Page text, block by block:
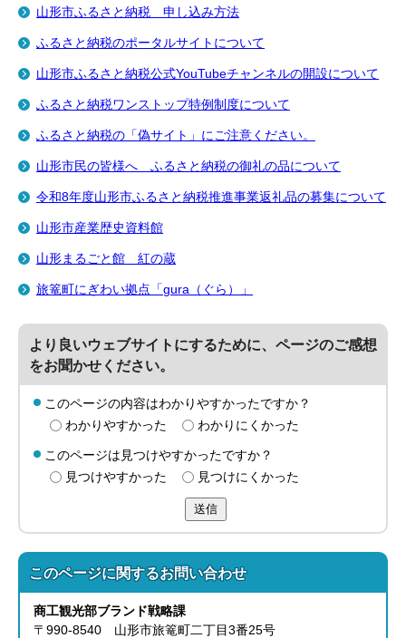
山形市ふるさと納税 申し込み方法
ふるさと納税のポータルサイトについて
山形市ふるさと納税公式YouTubeチャンネルの開設について
ふるさと納税ワンストップ特例制度について
ふるさと納税の「偽サイト」にご注意ください。
山形市民の皆様へ ふるさと納税の御礼の品について
令和8年度山形市ふるさと納税推進事業返礼品の募集について
山形市産業歴史資料館
山形まるごと館 紅の蔵
旅篭町にぎわい拠点「gura（ぐら）」
より良いウェブサイトにするために、ページのご感想
をお聞かせください。
このページの内容はわかりやすかったですか？
わかりやすかった
わかりにくかった
このページは見つけやすかったですか？
見つけやすかった
見つけにくかった
送信
このページに関するお問い合わせ
商工観光部ブランド戦略課
〒990-8540 山形市旅篭町二丁目3番25号